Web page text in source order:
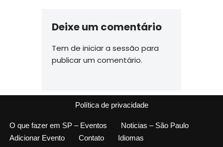
Deixe um comentário
Tem de iniciar a sessão para
publicar um comentário.
Política de privacidade
O que fazer em SP – Eventos
Noticias – São Paulo
Adicionar Evento
Contato Idiomas